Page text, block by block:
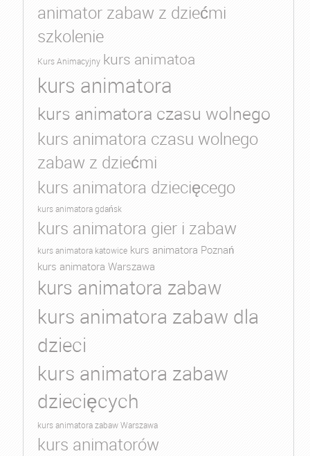
animator zabaw z dziećmi
szkolenie
Kurs Animacyjny kurs animatoa
kurs animatora
kurs animatora czasu wolnego
kurs animatora czasu wolnego
zabaw z dziećmi
kurs animatora dziecięcego
kurs animatora gdańsk
kurs animatora gier i zabaw
kurs animatora katowice kurs animatora Poznań
kurs animatora Warszawa
kurs animatora zabaw
kurs animatora zabaw dla
dzieci
kurs animatora zabaw
dziecięcych
kurs animatora zabaw Warszawa
kurs animatorów